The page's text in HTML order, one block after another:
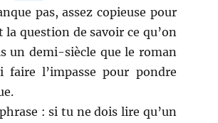
pas, assez copieuse pour
question de savoir ce qu’on
un demi-siècle que le roman
l’impasse pour pondre
: si tu ne dois lire qu’un